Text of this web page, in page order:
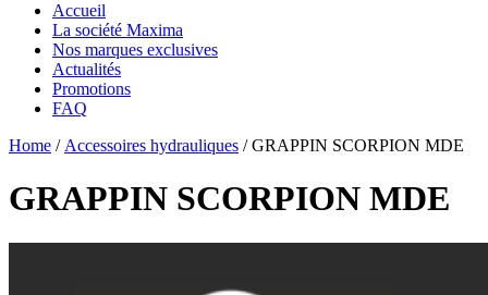
Accueil
La société Maxima
Nos marques exclusives
Actualités
Promotions
FAQ
Essentiels pour chantier
Godets
Dents de Déroctage
Râteaux
Essentiels pour chantier
Godets
Pouce de Manutention
Home / Accessoires hydrauliques / GRAPPIN SCORPION MDE
GRAPPIN SCORPION MDE